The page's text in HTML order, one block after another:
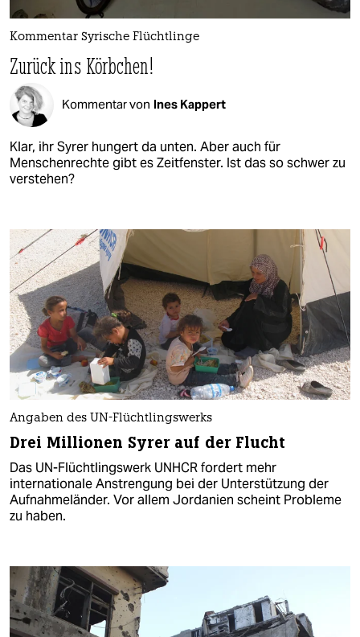
Kommentar Syrische Flüchtlinge
Zurück ins Körbchen!
Kommentar von Ines Kappert
Klar, ihr Syrer hungert da unten. Aber auch für
Menschenrechte gibt es Zeitfenster. Ist das so schwer zu
verstehen?
Angaben des UN-Flüchtlingswerks
Drei Millionen Syrer auf der Flucht
Das UN-Flüchtlingswerk UNHCR fordert mehr
internationale Anstrengung bei der Unterstützung der
Aufnahmeländer. Vor allem Jordanien scheint Probleme
zu haben.